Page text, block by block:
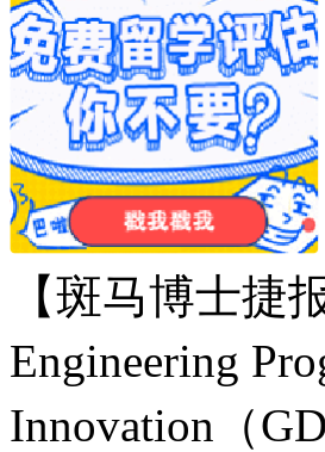
【斑马博士捷
Engineering
Innovation（